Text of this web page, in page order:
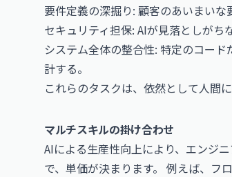
要件定義の深掘り: 顧客のあいまいな
セキュリティ担保: AIが見落としがち
システム全体の整合性: 特定のコー
計する。
これらのタスクは、依然として人間
マルチスキルの掛け合わせ
AIによる生産性向上により、エンジ
で、単価が決まります。 例えば、フ